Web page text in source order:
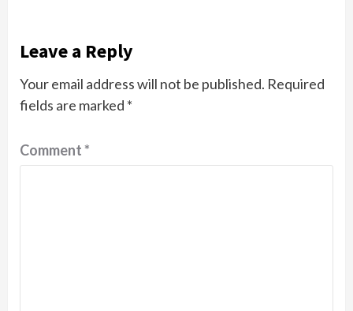
Leave a Reply
Your email address will not be published. Required
fields are marked *
Comment*